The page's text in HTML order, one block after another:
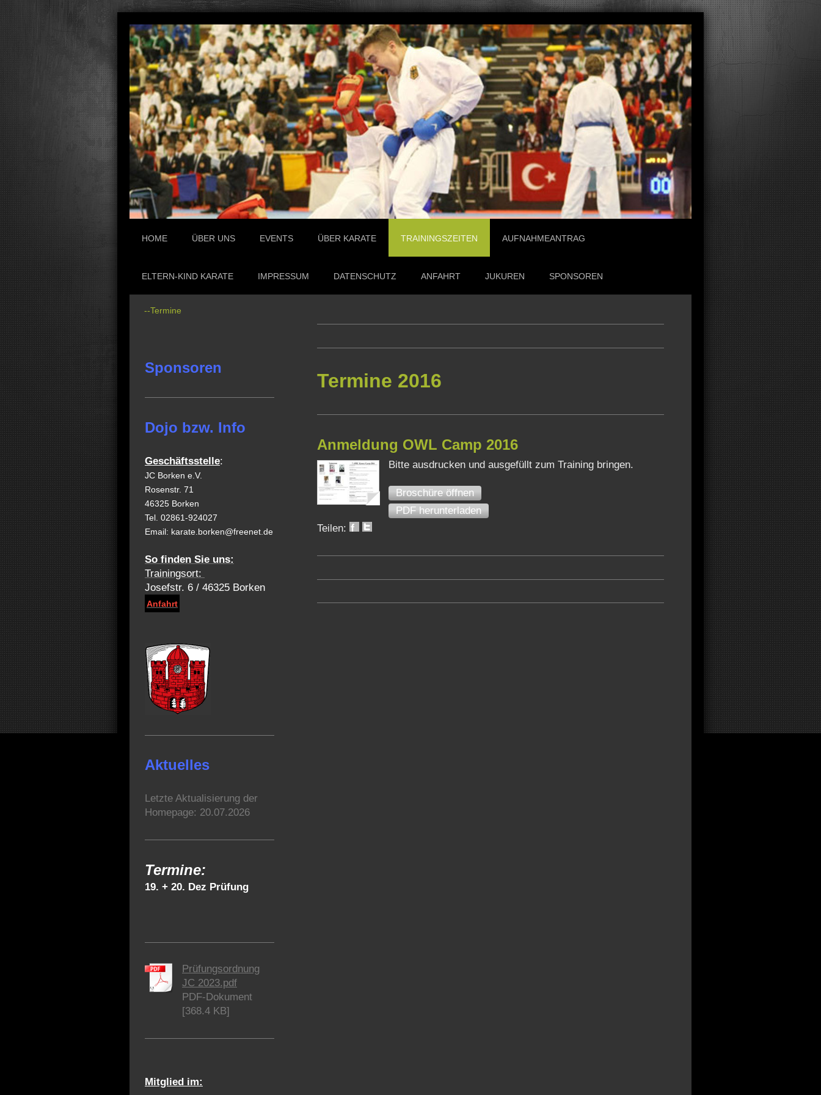
HOME ÜBER UNS EVENTS ÜBER KARATE TRAININGSZEITEN AUFNAHMEANTRAG
ELTERN-KIND KARATE IMPRESSUM DATENSCHUTZ ANFAHRT JUKUREN SPONSOREN
Termine 2016
Anmeldung OWL Camp 2016
Bitte ausdrucken und ausgefüllt zum Training bringen.
Broschüre öffnen
PDF herunterladen
Teilen:
--Termine
Sponsoren
Dojo bzw. Info
Geschäftsstelle:
JC Borken e.V.
Rosenstr. 71
46325 Borken
Tel. 02861-924027
Email: karate.borken@freenet.de
So finden Sie uns:
Trainingsort:
Josefstr. 6 / 46325 Borken
Anfahrt
Aktuelles
Letzte Aktualisierung der
Homepage: 20.07.2026
Termine:
19. + 20. Dez Prüfung
Prüfungsordnung
JC 2023.pdf
PDF-Dokument
[368.4 KB]
Mitglied im: